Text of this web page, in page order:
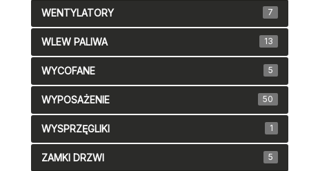
WENTYLATORY 7
WLEW PALIWA 13
WYCOFANE 5
WYPOSAŻENIE 50
WYSPRZĘGLIKI 1
ZAMKI DRZWI 5